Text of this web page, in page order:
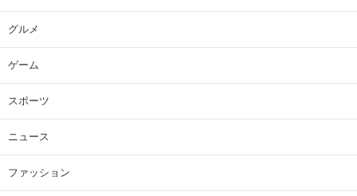
グルメ
ゲーム
スポーツ
ニュース
ファッション